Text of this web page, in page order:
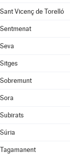
Sant Vicenç de Torelló
Sentmenat
Seva
Sitges
Sobremunt
Sora
Subirats
Súria
Tagamanent